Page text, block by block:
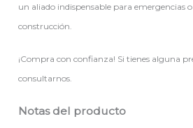
un aliado indispensable para emergencias
construcción.
¡Compra con confianza! Si tienes alguna
consultarnos.
Notas del producto